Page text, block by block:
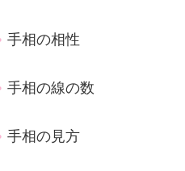
手相の相性
手相の線の数
手相の見方